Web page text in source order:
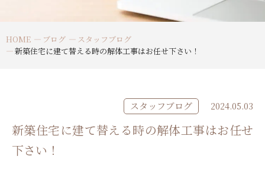
HOME ブログ
スタッフブログ
新築住宅に建て替える時の解体工事はお任せ下さい！
スタッフブログ 2024.05.03
新築住宅に建て替える時の解体工事はお任せ
下さい！